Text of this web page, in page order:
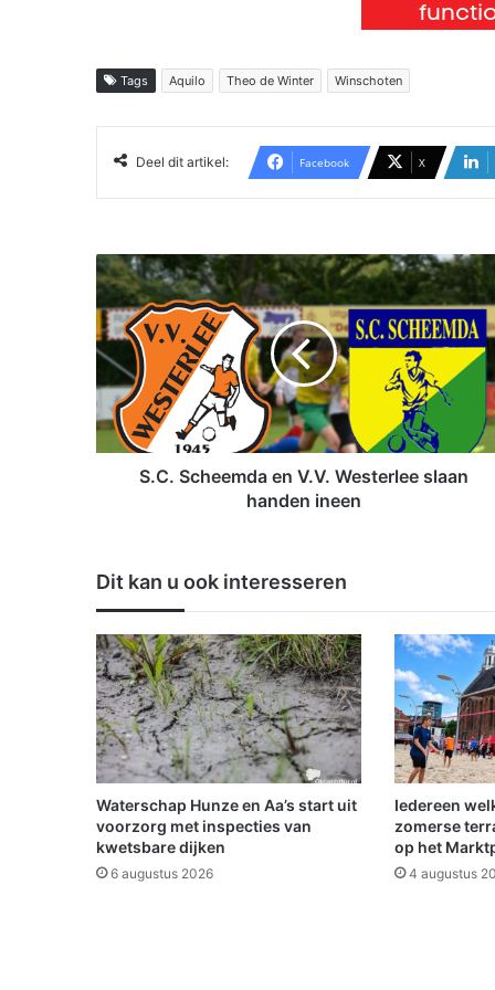
Tags Aquilo Theo de Winter Winschoten
Deel dit artikel: Facebook X
S
.
C
.
S
c
h
e
e
V
.
V
.
W
e
s
t
e
r
l
e
e
S.C. Scheemda en V.V. Westerlee slaan
handen ineen
Dit kan u ook interesseren
Waterschap Hunze en Aa’s start uit
voorzorg met inspecties van
kwetsbare dijken
6 augustus 2026
Iedereen
zomerse
op het
4 augustus